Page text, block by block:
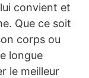
convient et
Que ce soit
corps ou
longue
le meilleur